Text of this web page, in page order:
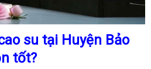
su tại Huyện Bảo
tốt?